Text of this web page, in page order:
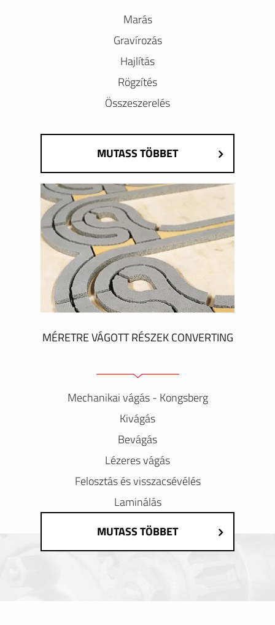
Marás
Gravírozás
Hajlítás
Rögzítés
Összeszerelés
MUTASS TÖBBET
MÉRETRE VÁGOTT RÉSZEK CONVERTING
Mechanikai vágás - Kongsberg
Kivágás
Bevágás
Lézeres vágás
Felosztás és visszacsévélés
Laminálás
MUTASS TÖBBET